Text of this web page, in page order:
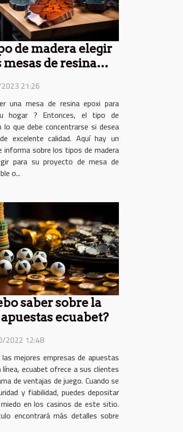
de madera elegir
mesas de resina
21:26
una mesa de resina epoxi para
hogar ? Entonces, el tipo de
lo que debe concentrarse si desea
excelente calidad. Aquí hay un
informa sobre los tipos de madera
para su proyecto de mesa de
o...
saber sobre la
ecuabet?
2022 12:48
mejores empresas de apuestas
ecuabet ofrece a sus clientes
de ventajas de juego. Cuando se
y fiabilidad, puedes depositar
en los casinos de este sitio.
encontrará más detalles sobre